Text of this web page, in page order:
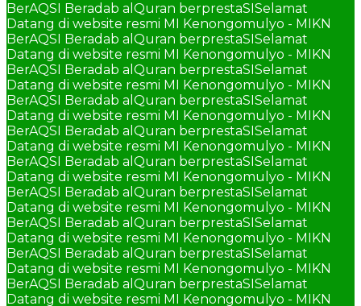
BerAQSI Beradab alQuran berprestaSISelamat
Datang di website resmi MI Kenongomulyo - MIKN
BerAQSI Beradab alQuran berprestaSISelamat
Datang di website resmi MI Kenongomulyo - MIKN
BerAQSI Beradab alQuran berprestaSISelamat
Datang di website resmi MI Kenongomulyo - MIKN
BerAQSI Beradab alQuran berprestaSISelamat
Datang di website resmi MI Kenongomulyo - MIKN
BerAQSI Beradab alQuran berprestaSISelamat
Datang di website resmi MI Kenongomulyo - MIKN
BerAQSI Beradab alQuran berprestaSISelamat
Datang di website resmi MI Kenongomulyo - MIKN
BerAQSI Beradab alQuran berprestaSISelamat
Datang di website resmi MI Kenongomulyo - MIKN
BerAQSI Beradab alQuran berprestaSISelamat
Datang di website resmi MI Kenongomulyo - MIKN
BerAQSI Beradab alQuran berprestaSISelamat
Datang di website resmi MI Kenongomulyo - MIKN
BerAQSI Beradab alQuran berprestaSISelamat
Datang di website resmi MI Kenongomulyo - MIKN